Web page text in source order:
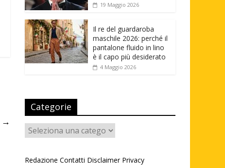
→
19 Maggio 2026
Il re del guardaroba
maschile 2026: perché il
pantalone fluido in lino
è il capo più desiderato
4 Maggio 2026
Categorie
Categorie
Redazione Contatti Disclaimer Privacy